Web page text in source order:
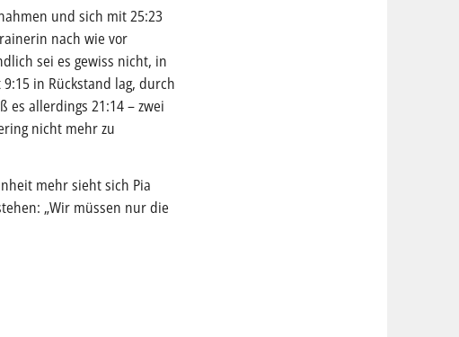
und sich mit 25:23
nach wie vor
sei es gewiss nicht, in
in Rückstand lag, durch
es allerdings 21:14 – zwei
nicht mehr zu
mehr sieht sich Pia
„Wir müssen nur die